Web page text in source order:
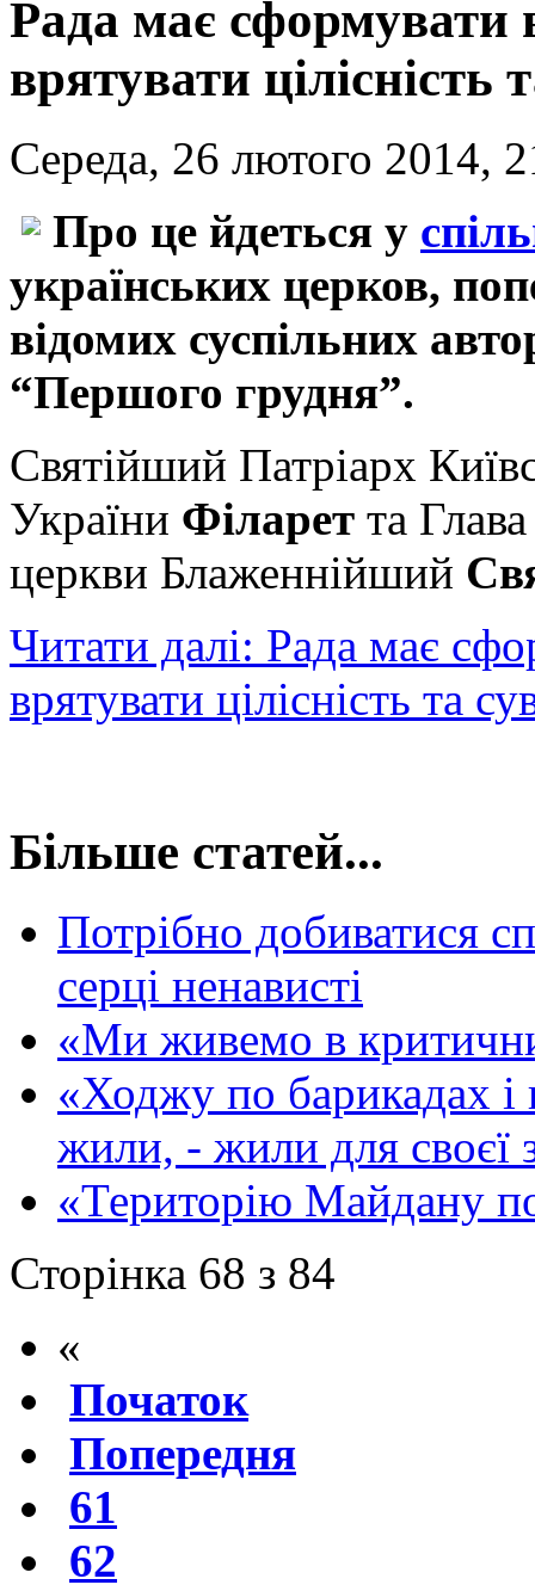
Рада має сформувати
врятувати цілісність
Середа, 26 лютого 2014,
Про це йдеться у
українських церков,
відомих суспільних
“Першого грудня”.
Святійший Патріарх
України Філарет та
церкви Блаженнійший
Читати далі: Рада має
врятувати цілісність та
Більше статей...
Потрібно добиватися
серці ненависті
«Ми живемо в
«Ходжу по барикадах
жили, - жили для своєї
«Територію Майдану
Сторінка 68 з 84
«
Початок
Попередня
61
62